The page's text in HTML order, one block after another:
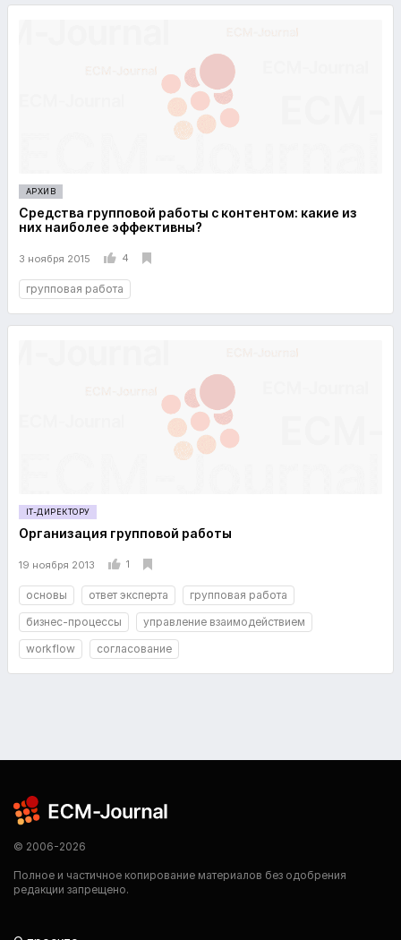
АРХИВ
Средства групповой работы с контентом: какие из
них наиболее эффективны?
3 ноября 2015 4
групповая работа
IT-ДИРЕКТОРУ
Организация групповой работы
19 ноября 2013 1
основы ответ эксперта
групповая работа
бизнес-процессы
управление взаимодействием
workflow
согласование
© 2006-2026
Полное и частичное копирование материалов без одобрения
редакции запрещено.